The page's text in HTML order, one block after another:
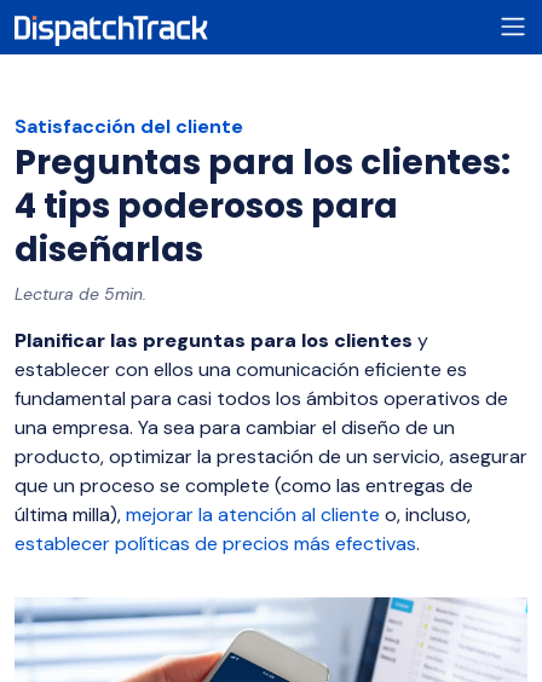
Satisfacción del cliente
Preguntas para los clientes:
4 tips poderosos para
diseñarlas
Lectura de 5min.
Planificar las preguntas para los clientes y
establecer con ellos una comunicación eficiente es
fundamental para casi todos los ámbitos operativos de
una empresa. Ya sea para cambiar el diseño de un
producto, optimizar la prestación de un servicio, asegurar
que un proceso se complete (como las entregas de
última milla),mejorar la atención al cliente o, incluso,
establecer políticas de precios más efectivas.